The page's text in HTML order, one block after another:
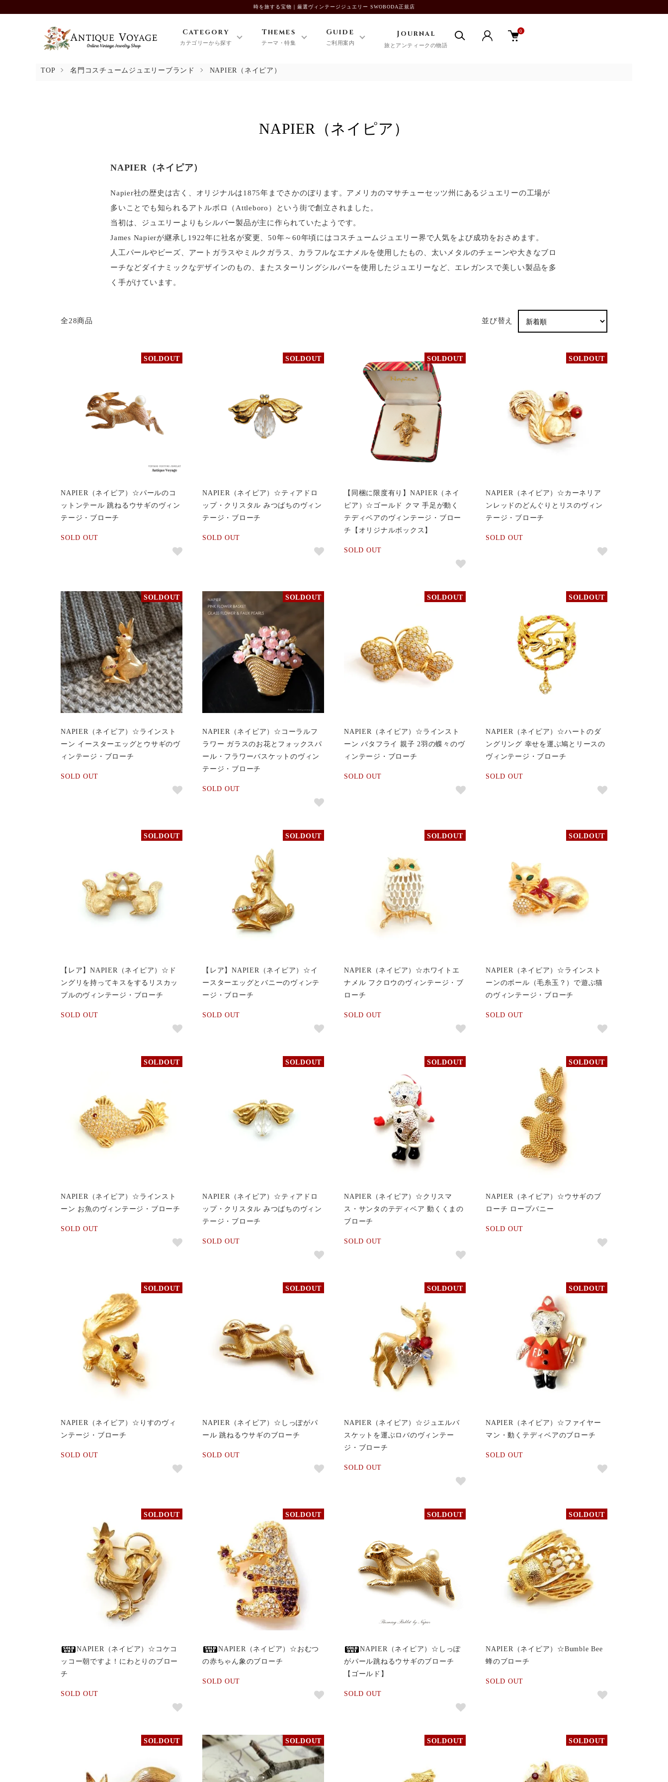
時を旅する宝物｜厳選ヴィンテージジュエリー SWOBODA正規店
Category
カテゴリーから探す
Themes
テーマ・特集
Guide
ご利用案内
Journal
旅とアンティークの物語
0
TOP 名門コスチュームジュエリーブランド NAPIER（ネイピア）
NAPIER（ネイピア）
NAPIER（ネイピア）
Napier社の歴史は古く、オリジナルは1875年までさかのぼります。アメリカのマサチューセッツ州にあるジュエリーの工場が
多いことでも知られるアトルボロ（Attleboro）という街で創立されました。
当初は、ジュエリーよりもシルバー製品が主に作られていたようです。
James Napierが継承し1922年に社名が変更、50年～60年頃にはコスチュームジュエリー界で人気をよび成功をおさめます。
人工パールやビーズ、アートガラスやミルクガラス、カラフルなエナメルを使用したもの、太いメタルのチェーンや大きなブロ
ーチなどダイナミックなデザインのもの、またスターリングシルバーを使用したジュエリーなど、エレガンスで美しい製品を多
く手がけています。
全28商品 並び替え
SOLDOUT
NAPIER（ネイピア）☆パールのコ
ットンテール 跳ねるウサギのヴィン
テージ・ブローチ
SOLD OUT
SOLDOUT
NAPIER（ネイピア）☆ティアドロ
ップ・クリスタル みつばちのヴィン
テージ・ブローチ
SOLD OUT
SOLDOUT
【同梱に限度有り】NAPIER（ネイ
ピア）☆ゴールド クマ 手足が動く
テディベアのヴィンテージ・ブロー
チ【オリジナルボックス】
SOLD OUT
SOLDOUT
NAPIER（ネイピア）☆カーネリア
ンレッドのどんぐりとリスのヴィン
テージ・ブローチ
SOLD OUT
SOLDOUT
NAPIER（ネイピア）☆ラインスト
ーン イースターエッグとウサギのヴ
ィンテージ・ブローチ
SOLD OUT
SOLDOUT
NAPIER（ネイピア）☆コーラルフ
ラワー ガラスのお花とフォックスパ
ール・フラワーバスケットのヴィン
テージ・ブローチ
SOLD OUT
SOLDOUT
NAPIER（ネイピア）☆ラインスト
ーン バタフライ 親子 2羽の蝶々のヴ
ィンテージ・ブローチ
SOLD OUT
SOLDOUT
NAPIER（ネイピア）☆ハートのダ
ングリング 幸せを運ぶ鳩とリースの
ヴィンテージ・ブローチ
SOLD OUT
SOLDOUT
【レア】NAPIER（ネイピア）☆ド
ングリを持ってキスをするリスカッ
プルのヴィンテージ・ブローチ
SOLD OUT
SOLDOUT
【レア】NAPIER（ネイピア）☆イ
ースターエッグとバニーのヴィンテ
ージ・ブローチ
SOLD OUT
SOLDOUT
NAPIER（ネイピア）☆ホワイトエ
ナメル フクロウのヴィンテージ・ブ
ローチ
SOLD OUT
SOLDOUT
NAPIER（ネイピア）☆ラインスト
ーンのボール（毛糸玉？）で遊ぶ猫
のヴィンテージ・ブローチ
SOLD OUT
SOLDOUT
NAPIER（ネイピア）☆ラインスト
ーン お魚のヴィンテージ・ブローチ
SOLD OUT
SOLDOUT
NAPIER（ネイピア）☆ティアドロ
ップ・クリスタル みつばちのヴィン
テージ・ブローチ
SOLD OUT
SOLDOUT
NAPIER（ネイピア）☆クリスマ
ス・サンタのテディベア 動くくまの
ブローチ
SOLD OUT
SOLDOUT
NAPIER（ネイピア）☆ウサギのブ
ローチ ロープバニー
SOLD OUT
SOLDOUT
NAPIER（ネイピア）☆りすのヴィ
ンテージ・ブローチ
SOLD OUT
SOLDOUT
NAPIER（ネイピア）☆しっぽがパ
ール 跳ねるウサギのブローチ
SOLD OUT
SOLDOUT
NAPIER（ネイピア）☆ジュエルバ
スケットを運ぶロバのヴィンテー
ジ・ブローチ
SOLD OUT
SOLDOUT
NAPIER（ネイピア）☆ファイヤー
マン・動くテディベアのブローチ
SOLD OUT
SOLDOUT
NAPIER（ネイピア）☆コケコ
ッコー朝ですよ！にわとりのブロー
チ
SOLD OUT
SOLDOUT
NAPIER（ネイピア）☆おむつ
の赤ちゃん象のブローチ
SOLD OUT
SOLDOUT
NAPIER（ネイピア）☆しっぽ
がパール跳ねるウサギのブローチ
【ゴールド】
SOLD OUT
SOLDOUT
NAPIER（ネイピア）☆Bumble Bee
蜂のブローチ
SOLD OUT
SOLDOUT SOLDOUT SOLDOUT SOLDOUT